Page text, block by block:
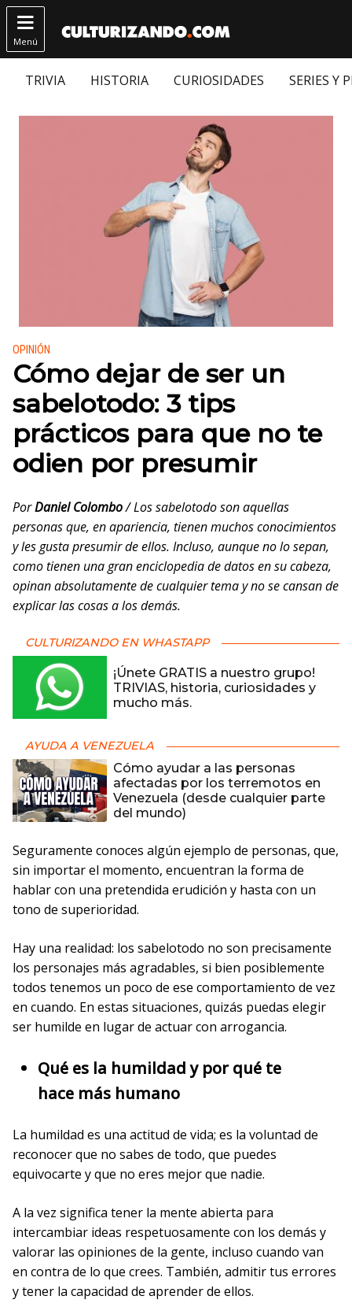

Menú
TRIVIA HISTORIA CURIOSIDADES SERIES Y
Publicado en:
OPINIÓN
Cómo dejar de ser un
sabelotodo: 3 tips
prácticos para que no te
odien por presumir
PorDaniel Colombo/ Los sabelotodo son aquellas
personas que, en apariencia, tienen muchos conocimientos
y les gusta presumir de ellos. Incluso, aunque no lo sepan,
como tienen una gran enciclopedia de datos en su cabeza,
opinan absolutamente de cualquier tema y no se cansan de
explicar las cosas a los demás.
CULTURIZANDO EN WHASTAPP
¡Únete GRATIS a nuestro grupo!
TRIVIAS, historia, curiosidades y
mucho más.
AYUDA A VENEZUELA
Cómo ayudar a las personas
afectadas por los terremotos en
Venezuela (desde cualquier parte
del mundo)
Seguramente conoces algún ejemplo de personas, que,
sin importar el momento, encuentran la forma de
hablar con una pretendida erudición y hasta con un
tono de superioridad.
Hay una realidad: los sabelotodo no son precisamente
los personajes más agradables, si bien posiblemente
todos tenemos un poco de ese comportamiento de vez
en cuando. En estas situaciones, quizás puedas elegir
ser humilde en lugar de actuar con arrogancia.
Qué es la humildad y por qué te
hace más humano
La humildad es una actitud de vida; es la voluntad de
reconocer que no sabes de todo, que puedes
equivocarte y que no eres mejor que nadie.
A la vez significa tener la mente abierta para
intercambiar ideas respetuosamente con los demás y
valorar las opiniones de la gente, incluso cuando van
en contra de lo que crees. También, admitir tus errores
y tener la capacidad de aprender de ellos.